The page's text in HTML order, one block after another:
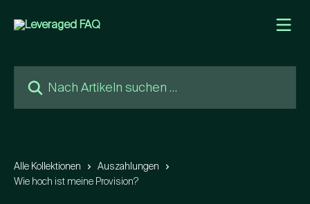
Alle Kollektionen
Auszahlungen
Wie hoch ist meine Provision?